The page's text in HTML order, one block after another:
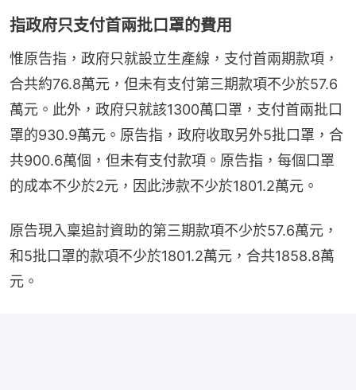
指政府只支付首兩批口罩的費用
惟原告指，政府只就設立生產線，支付首兩期款項，
合共約76.8萬元，但未有支付第三期款項不少於57.6
萬元。此外，政府只就該1300萬口罩，支付首兩批口
罩的930.9萬元。原告指，政府收取另外5批口罩，合
共900.6萬個，但未有支付款項。原告指，每個口罩
的成本不少於2元，因此涉款不少於1801.2萬元。
原告現入稟追討資助的第三期款項不少於57.6萬元，
和5批口罩的款項不少於1801.2萬元，合共1858.8萬
元。